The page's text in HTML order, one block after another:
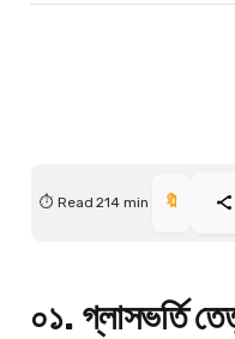
⏱ Read 214 min 🔖
০১. গ্লাসভর্তি